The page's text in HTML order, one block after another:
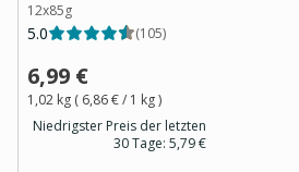
12x85g
5.0 (105)
6,99 €
1,02 kg ( 6,86 €/ 1 kg)
Niedrigster Preis der letzten
30 Tage: 5,79 €